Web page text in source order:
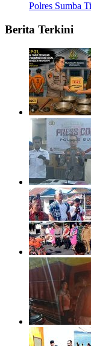
Polres Sumba
Berita Terkini